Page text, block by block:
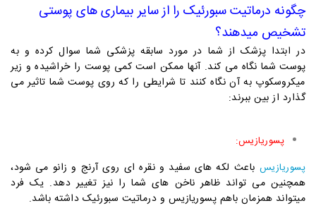
چگونه درماتیت سبورئیک را از سایر بیماری های پوستی
تشخیص میدهند؟
در ابتدا پزشک از شما در مورد سابقه پزشکی شما سوال کرده و به
پوست شما نگاه می کند. آنها ممکن است کمی پوست را خراشیده و زیر
میکروسکوپ به آن نگاه کنند تا شرایطی را که روی پوست شما تاثیر می
گذارد از بین ببرند:
پسوریازیس:
پسوریازیس باعث لکه های سفید و نقره ای روی آرنج و زانو می شود،
همچنین می تواند ظاهر ناخن های شما را نیز تغییر دهد. یک فرد
میتواند همزمان باهم پسوریازیس و درماتیت سبورئیک داشته باشد.